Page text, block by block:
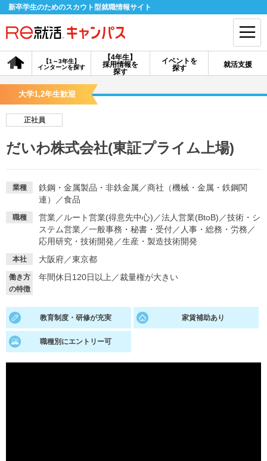
新卒学生のためのスカウト型就職情報サイト
【4年生】
採用情報を
探す
【1～3年生】
インターンを探す
イベントを
探す
就活支援
会員登録 ログイン
探す
イベントを探す スカウト お知らせ
就活ノウハウ・サポート
就活ノウハウが満載！ お役立ち記事・相談室など
適職診断
大学1,2年生歓迎
正社員
だいわ株式会社(東証プライム上場)
業種 鉄鋼・金属製品・非鉄金属 ／商社（機械・金属・鉄鋼関
連）
／食品
職種 営業／ ルート営業(得意先中心) ／法人営業(BtoB) ／技術・シ
ステム営業／一般事務・秘書・受付／ 人事・総務・労務 ／
応用研究・技術開発 ／生産・製造技術開発
本社 大阪府／東京都
働き方
の特徴
年間休日120日以上 ／裁量権が大きい
教育制度・研修が充実 家賃補助あり
職種別にエントリー可